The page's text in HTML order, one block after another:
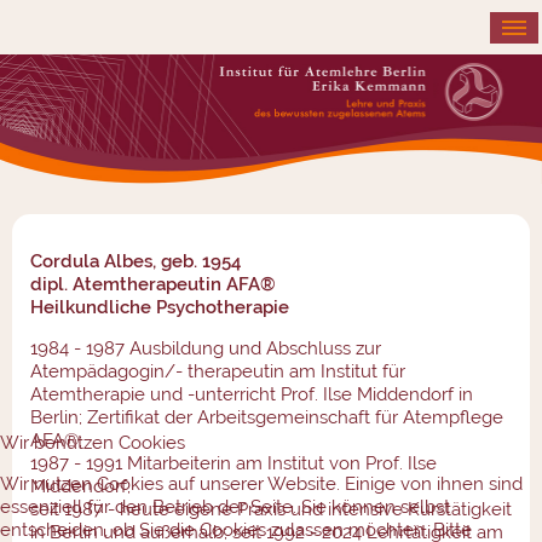
Cordula Albes, geb. 1954
dipl. Atemtherapeutin AFA®
Heilkundliche Psychotherapie
1984 - 1987 Ausbildung und Abschluss zur
Atempädagogin/- therapeutin am Institut für
Atemtherapie und -unterricht Prof. Ilse Middendorf in
Berlin; Zertifikat der Arbeitsgemeinschaft für Atempflege
AFA®;
1987 - 1991 Mitarbeiterin am Institut von Prof. Ilse
Middendorf;
seit 1987 - heute eigene Praxis und intensive Kurstätigkeit
in Berlin und außerhalb; seit 1992 - 2024 Lehrtätigkeit am
Wir benutzen Cookies
Wir nutzen Cookies auf unserer Website. Einige von ihnen sind
essenziell für den Betrieb der Seite. Sie können selbst
entscheiden, ob Sie die Cookies zulassen möchten. Bitte
≡